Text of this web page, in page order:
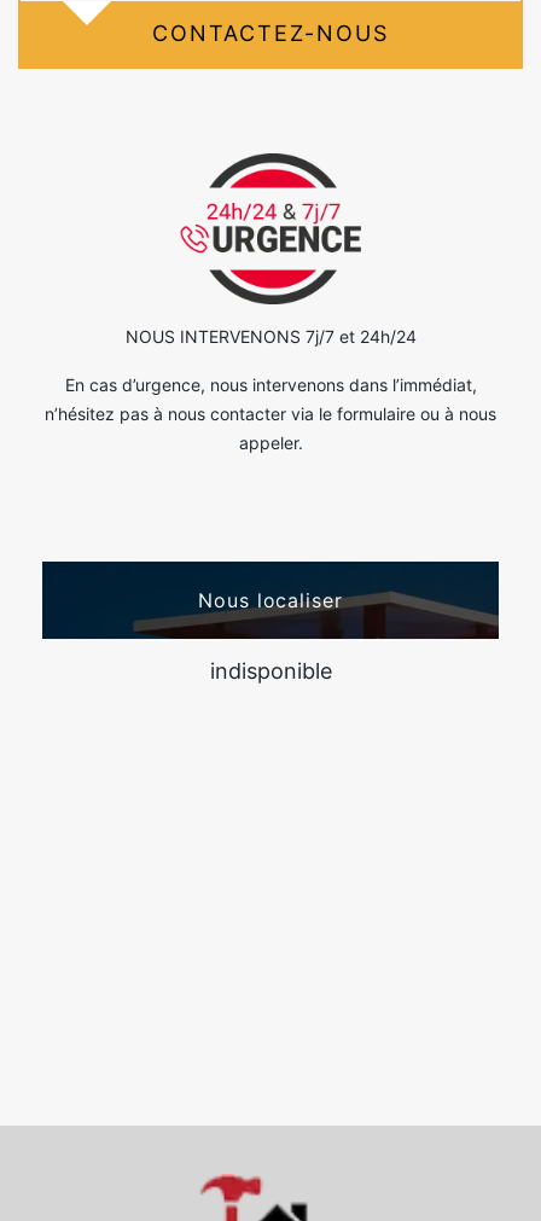
CONTACTEZ-NOUS
NOUS INTERVENONS 7j/7 et 24h/24
En cas d’urgence, nous intervenons dans l’immédiat,
n’hésitez pas à nous contacter via le formulaire ou à nous
appeler.
Nous localiser
indisponible